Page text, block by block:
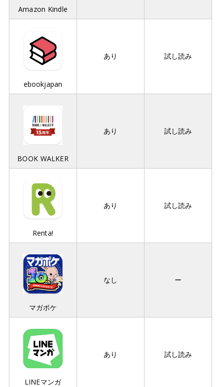
Amazon Kindle
ebookjapan
あり 試し読み
BOOK WALKER
あり 試し読み
Renta!
あり 試し読み
マガポケ
なし ー
LINEマンガ
あり 試し読み